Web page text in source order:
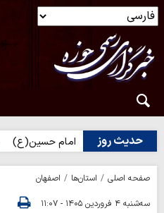
حدیث روز
برای زائران امام حسین(ع)
صفحه اصلی استان‌ها
اصفهان
سه‌شنبه ۴ فروردین ۱۴۰۵ - ۱۱:۰۷